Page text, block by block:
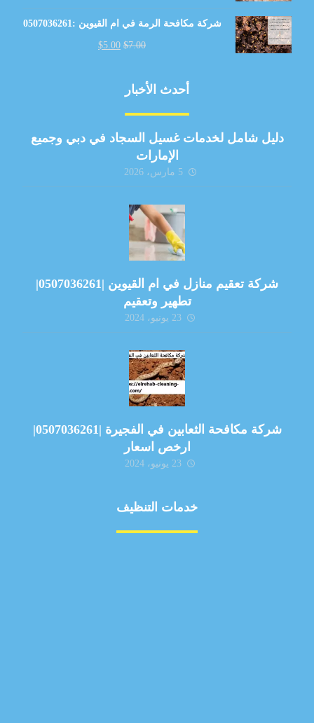
شركة مكافحة الرمة في ام القيوين :0507036261
$7.00
$5.00
أحدث الأخبار
دليل شامل لخدمات غسيل السجاد في دبي وجميع
الإمارات
5 مارس، 2026
شركة تعقيم منازل في ام القيوين |0507036261|
تطهير وتعقيم
23 يونيو، 2024
شركة مكافحة الثعابين في الفجيرة |0507036261|
ارخص اسعار
23 يونيو، 2024
خدمات التنظيف